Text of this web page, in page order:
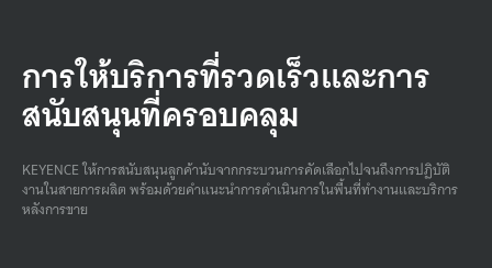
การให้บริการที่รวดเร็วและการ
สนับสนุนที่ครอบคลุม
KEYENCE ให้การสนับสนุนลูกค้านับจากกระบวนการคัดเลือกไปจนถึงการปฏิบัติ
งานในสายการผลิต พร้อมด้วยคําแนะนําการดําเนินการในพื้นที่ทํางานและบริการ
หลังการขาย